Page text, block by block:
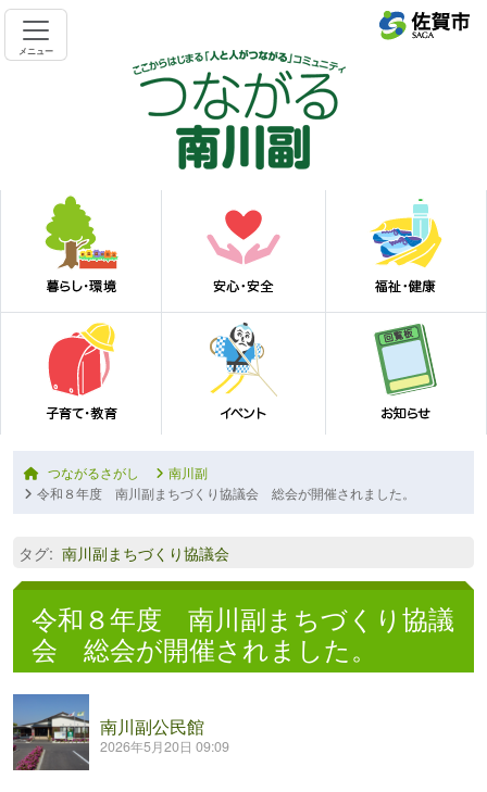
メニュー
つながるさがし
南川副
令和８年度 南川副まちづくり協議会 総会が開催されました。
タグ: 南川副まちづくり協議会
令和８年度 南川副まちづくり協議
会 総会が開催されました。
南川副公民館
2026年5月20日 09:09